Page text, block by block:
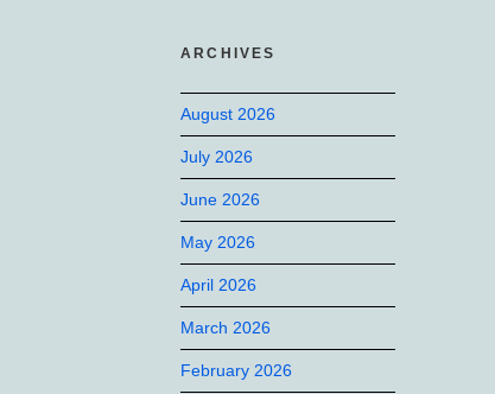
ARCHIVES
August 2026
July 2026
June 2026
May 2026
April 2026
March 2026
February 2026